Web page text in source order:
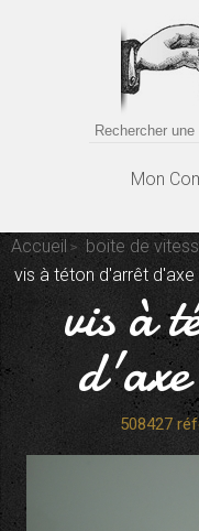
Mon
Accueil
boite de
vis à téton d'arrêt d'axe
vis à
508427